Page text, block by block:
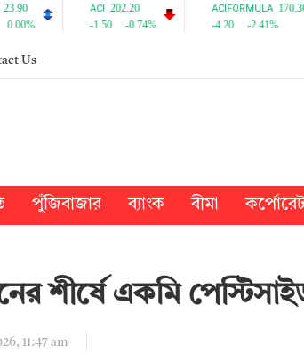
Us
পুঁজিবাজার ব্যাংক বীমা
শীর্ষে একমি
11:47 am